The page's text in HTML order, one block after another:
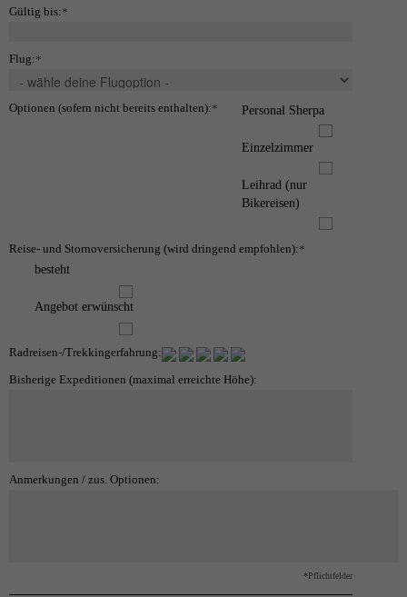
Gültig bis:*
Flug:*
Optionen (sofern nicht bereits enthalten):* Personal Sherpa
Einzelzimmer
Leihrad (nur
Bikereisen)
Reise- und Stornoversicherung (wird dringend empfohlen):*
besteht
Angebot erwünscht
Radreisen-/Trekkingerfahrung:
Bisherige Expeditionen (maximal erreichte Höhe):
Anmerkungen / zus. Optionen:
*Pflichtfelder